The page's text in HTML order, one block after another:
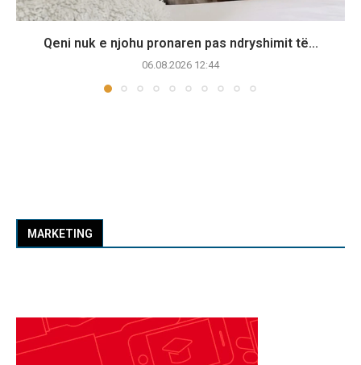
Qeni nuk e njohu pronaren pas ndryshimit të...
06.08.2026 12:44
MARKETING